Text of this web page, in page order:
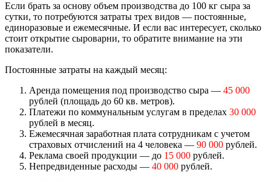
Если брать за основу объем производства до 100 кг сыра за
сутки, то потребуются затраты трех видов — постоянные,
единоразовые и ежемесячные. И если вас интересует, сколько
стоит открытие сыроварни, то обратите внимание на эти
показатели.
Постоянные затраты на каждый месяц:
Аренда помещения под производство сыра — 45 000
рублей (площадь до 60 кв. метров).
Платежи по коммунальным услугам в пределах 30 000
рублей в месяц.
Ежемесячная заработная плата сотрудникам с учетом
страховых отчислений на 4 человека — 90 000 рублей.
Реклама своей продукции — до 15 000 рублей.
Непредвиденные расходы — 40 000 рублей.